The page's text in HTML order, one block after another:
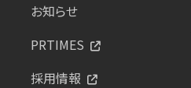
お知らせ
PRTIMES
採用情報